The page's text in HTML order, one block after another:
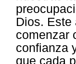
Dios. Este
comenzar
confianza
que cada